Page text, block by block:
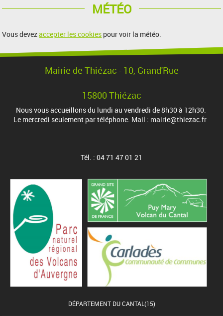
MÉTÉO
Vous devezaccepter les cookies pour voir la météo.
Mairie de Thiézac - 10, Grand'Rue
15800 Thiézac
Nous vous accueillons du lundi au vendredi de 8h30 à 12h30.
Le mercredi seulement par téléphone. Mail : mairie@thiezac.fr
Tél. : 04 71 47 01 21
DÉPARTEMENT DU CANTAL(15)